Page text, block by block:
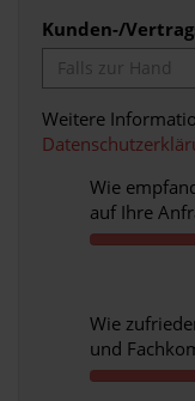
Kunden-/
Weitere
Wie
auf Ihre
W
m
p
f
Wie
und
W